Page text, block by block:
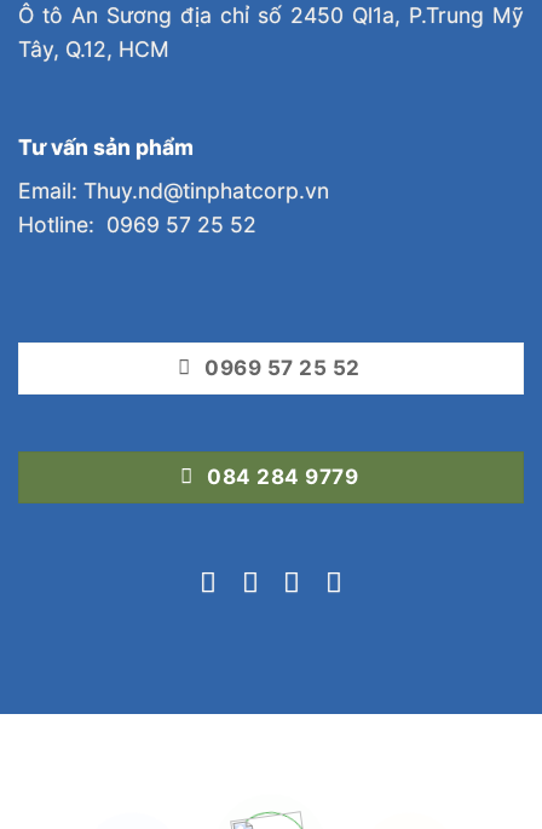
Ô tô An Sương địa chỉ số 2450 Ql1a, P.Trung Mỹ
Tây, Q.12, HCM
Tư vấn sản phẩm
Email: Thuy.nd@tinphatcorp.vn
Hotline: 0969 57 25 52
0969 57 25 52
084 284 9779